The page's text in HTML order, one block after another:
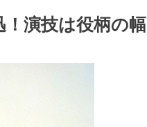
！演技は役柄の幅